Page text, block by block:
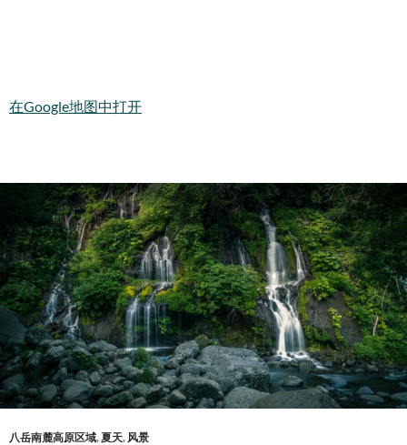
在Google地图中打开
八岳南麓高原区域,夏天, 风景